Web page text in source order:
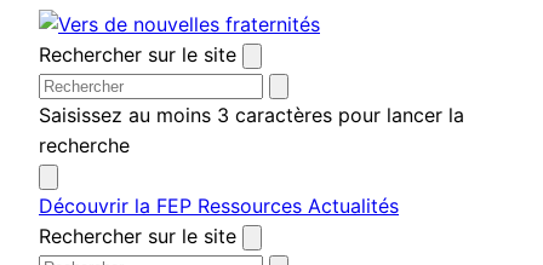
Aller au contenu
Rechercher sur le site
Saisissez au moins 3 caractères pour lancer la
recherche
Découvrir la FEP Ressources Actualités
Rechercher sur le site